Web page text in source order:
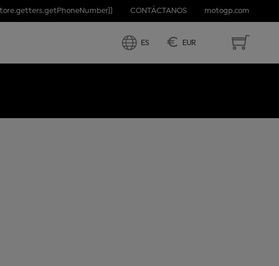
CONTÁCTANOS motogp.com
ES € EUR